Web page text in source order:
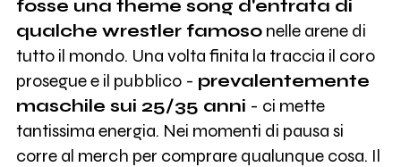
fosse una theme song d'entrata di
qualche wrestler famosonelle arene di
tutto il mondo. Una volta finita la traccia il coro
prosegue e il pubblico - prevalentemente
maschile sui 25/35 anni - ci mette
tantissima energia. Nei momenti di pausa si
corre al merch per comprare qualunque cosa. Il